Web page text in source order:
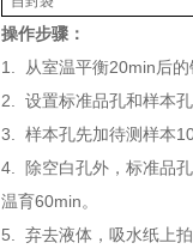
操作步骤：
1. 从室温平衡20min后
2. 设置标准品孔和样本
3. 样本孔先加待测样本
4. 除空白孔外，标准品
温育60min。
5. 弃去液体，吸水纸上